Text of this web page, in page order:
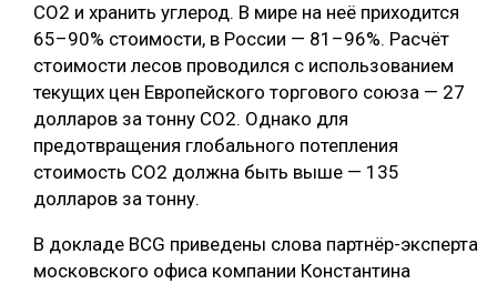
КОМПЛЕКСНАЯ ПЕРЕРАБОТКА
ДЕРЕВЯННОЕ ДОМОСТРОЕНИЕ
БЕЗОПАСНОЕ ПРОИЗВОДСТВО
СОРТИРОВКА ДРЕВЕСИНЫ
МЕБЕЛЬНОЕ ПРОИЗВОДСТВО
CO2 и хранить углерод. В мире на неё приходится
65–90% стоимости, в России — 81–96%. Расчёт
стоимости лесов проводился с использованием
текущих цен Европейского торгового союза — 27
долларов за тонну CO2. Однако для
предотвращения глобального потепления
стоимость СО2 должна быть выше — 135
долларов за тонну.
В докладе BCG приведены слова партнёр-эксперта
московского офиса компании Константина